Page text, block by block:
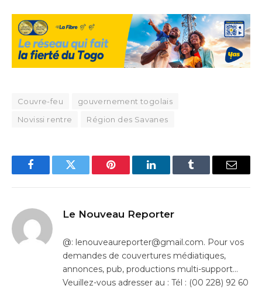
Couvre-feu
gouvernement togolais
Novissi rentre
Région des Savanes
FacebookTwitter Pinterest LinkedInTumblr Email
Le Nouveau Reporter
@: lenouveaureporter@gmail.com. Pour vos
demandes de couvertures médiatiques,
annonces, pub, productions multi-support…
Veuillez-vous adresser au : Tél : (00 228) 92 60